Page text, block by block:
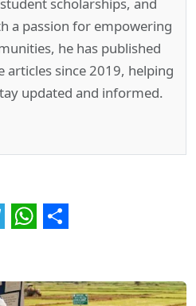
a passion for empowering
he has published
since 2019, helping
updated and informed.